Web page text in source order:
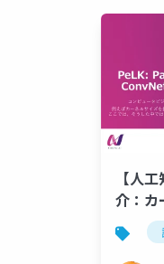
【人
介：カ
CNN -